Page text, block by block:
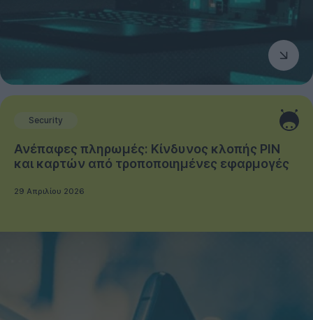
Security
Ανέπαφες πληρωμές: Κίνδυνος κλοπής PIN
και καρτών από τροποποιημένες εφαρμογές
29 Απριλίου 2026